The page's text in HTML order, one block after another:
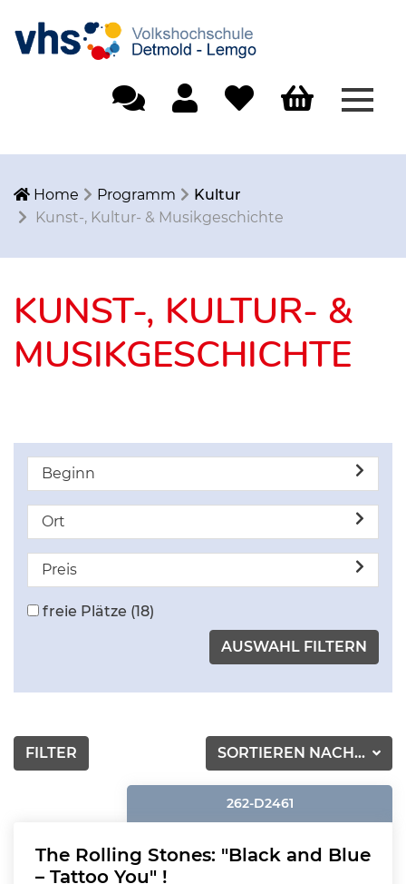
Home Programm
Kultur
Kunst-, Kultur- & Musikgeschichte
KUNST-, KULTUR- &
MUSIKGESCHICHTE
Beginn
Ort
Preis
freie Plätze (18)
SORTIEREN NACH...
FILTER
262-D2461
The Rolling Stones: "Black and Blue
– Tattoo You" !